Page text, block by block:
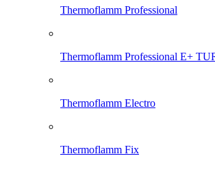
Thermoflamm Professional
Thermoflamm Professional E+
Thermoflamm Electro
Thermoflamm Fix